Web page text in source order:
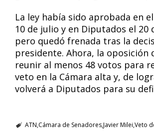
La ley había sido aprobada en
10 de julio y en Diputados el 20
pero quedó frenada tras la
presidente. Ahora, la oposición
reunir al menos 48 votos para
veto en la Cámara alta y, de
volverá a Diputados para su
ATN Cámara de SenadoresJavier Milei Veto